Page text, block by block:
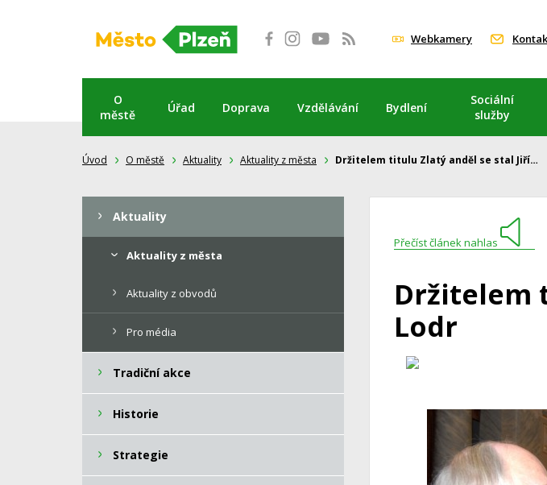
Webkamery
O
městě
Úřad Doprava Vzdělávání Bydlení
Sociální
služby
Úvod O městě Aktuality Aktuality z města Držitelem titulu Zlatý anděl se stal Jiří…
Přečíst článek nahlas
Držitelem
Lodr
Aktuality
Aktuality z města
Aktuality z obvodů
Pro média
Tradiční akce
Historie
Strategie